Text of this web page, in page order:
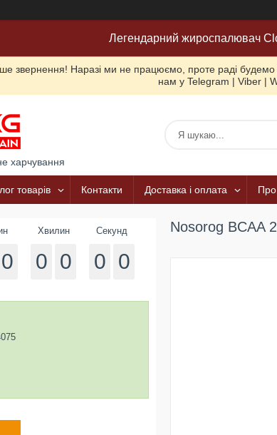
Легендарний жироспалювач
звернення! Наразі ми не працюємо, проте раді
нам у Telegram | Viber |
харчування
товарів Контакти Доставка і оплата
Nosorog BCAA
0
Хвилин
0 0
Секунд
0 0